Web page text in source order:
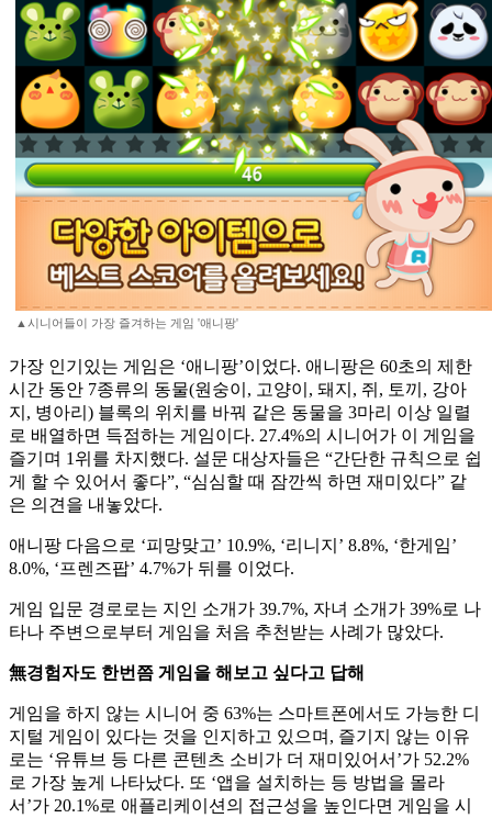
▲시니어들이 가장 즐겨하는 게임 '애니팡'
가장 인기있는 게임은 ‘애니팡’이었다. 애니팡은 60초의 제한
시간 동안 7종류의 동물(원숭이, 고양이, 돼지, 쥐, 토끼, 강아
지, 병아리) 블록의 위치를 바꿔 같은 동물을 3마리 이상 일렬
로 배열하면 득점하는 게임이다. 27.4%의 시니어가 이 게임을
즐기며 1위를 차지했다. 설문 대상자들은 “간단한 규칙으로 쉽
게 할 수 있어서 좋다”, “심심할 때 잠깐씩 하면 재미있다” 같
은 의견을 내놓았다.
애니팡 다음으로 ‘피망맞고’ 10.9%, ‘리니지’ 8.8%, ‘한게임’
8.0%, ‘프렌즈팝’ 4.7%가 뒤를 이었다.
게임 입문 경로로는 지인 소개가 39.7%, 자녀 소개가 39%로 나
타나 주변으로부터 게임을 처음 추천받는 사례가 많았다.
無경험자도 한번쯤 게임을 해보고 싶다고 답해
게임을 하지 않는 시니어 중 63%는 스마트폰에서도 가능한 디
지털 게임이 있다는 것을 인지하고 있으며, 즐기지 않는 이유
로는 ‘유튜브 등 다른 콘텐츠 소비가 더 재미있어서’가 52.2%
로 가장 높게 나타났다. 또 ‘앱을 설치하는 등 방법을 몰라
서’가 20.1%로 애플리케이션의 접근성을 높인다면 게임을 시